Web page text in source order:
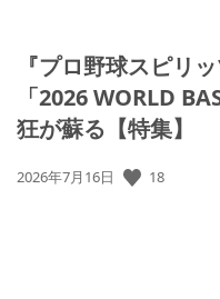
『プロ野球スピリ
「2026 WORLD
狂が蘇る【特集】
公
2026年7月16日 18